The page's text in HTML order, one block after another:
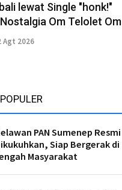
lewat Single "honk!"
Om Telolet Om
Agt 2026
PAN Sumenep Resmi
Siap Bergerak di
Masyarakat